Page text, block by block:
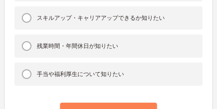
スキルアップ・キャリアアップできるか知りたい
残業時間・年間休日が知りたい
手当や福利厚生について知りたい